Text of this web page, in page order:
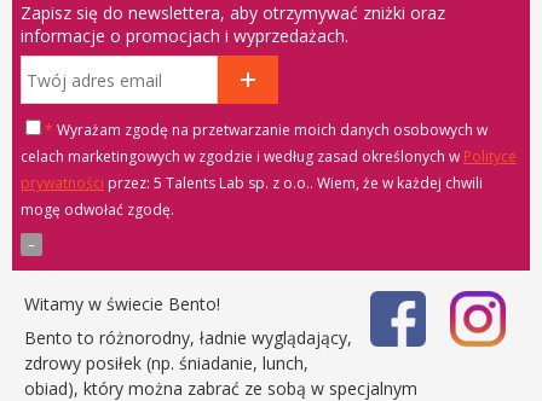
Zapisz się do newslettera, aby otrzymywać zniżki oraz
informacje o promocjach i wyprzedażach.
* Wyrażam zgodę na przetwarzanie moich danych osobowych w
celach marketingowych w zgodzie i według zasad określonych w Polityce
prywatności
przez: 5 Talents Lab sp. z o.o.. Wiem, że w każdej chwili
mogę odwołać zgodę.
Witamy w świecie Bento!
Bento to różnorodny, ładnie wyglądający,
zdrowy posiłek (np. śniadanie, lunch,
obiad), który można zabrać ze sobą w specjalnym